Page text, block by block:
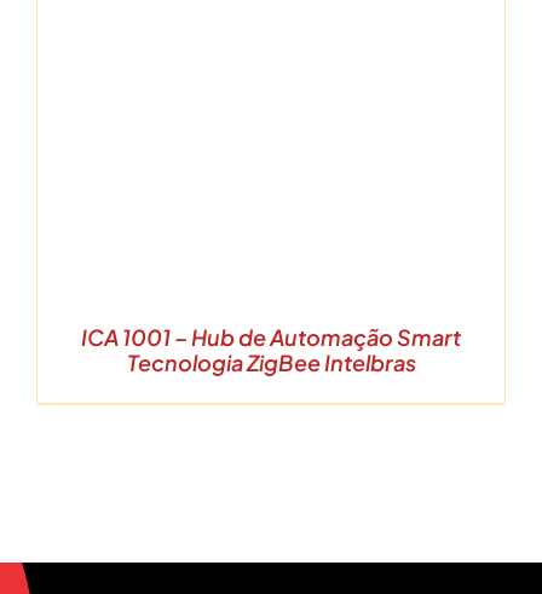
ICA 1001 – Hub de Automação Smart
Tecnologia ZigBee Intelbras